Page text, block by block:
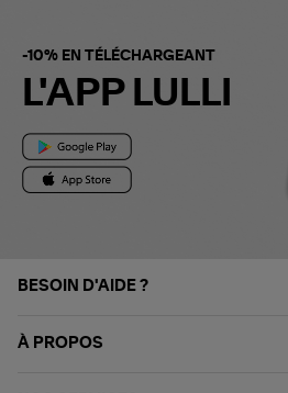
-10% EN TÉLÉCHARGEANT
L'APP LULLI
BESOIN D'AIDE ?
À PROPOS